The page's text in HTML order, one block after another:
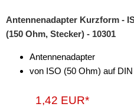
Antennenadapter Kurzform -
(150 Ohm, Stecker) - 10301
Antennenadapter
von ISO (50 Ohm) auf
1,42 EUR*